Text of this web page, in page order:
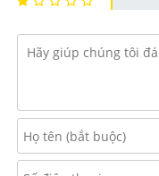
của tế bào, giúp tái
chứng khó chịu của
-Tăng cường sức đề